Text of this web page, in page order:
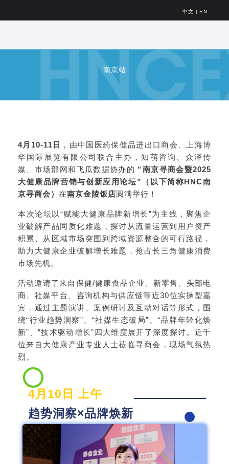
中文 | EN
南京站
4月10-11日 ，由中国医药保健品进出口商会、上海博
华国际展览有限公司联合主办，知萌咨询、众泽传
媒、市场部网和飞瓜数据协办的 “南京寻商会暨2025
大健康品牌营销与创新应用论坛”（以下简称HNC南
京寻商会） 在南京金陵饭店圆满举行！
本次论坛以“赋能大健康品牌新增长”为主线，聚焦企
业破解产品同质化难题，探讨从流量运营到用户资产
积累、从区域市场突围到跨域资源整合的可行路径，
助力大健康企业破解增长难题，抢占长三角健康消费
市场先机。
活动邀请了来自保健/健康食品企业、新零售、头部电
商、社媒平台、咨询机构与供应链等近30位实操型嘉
宾，通过主题演讲、案例研讨及互动对话等形式，围
绕“行业趋势洞察”、“社媒生态破局”、“品牌年轻化焕
新”、“技术驱动增长”四大维度展开了深度探讨。近千
位来自大健康产业专业人士莅临寻商会，现场气氛热
烈。
4月10日 上午
趋势洞察×品牌焕新